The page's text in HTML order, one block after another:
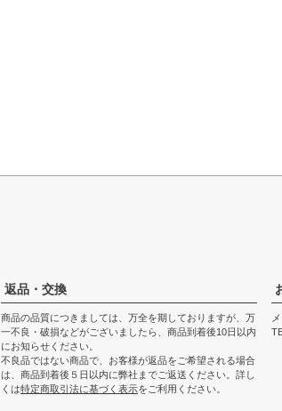
返品・交換
商品の品質につきましては、万全を期しておりますが、万
一不良・破損などがございましたら、商品到着後10日以内
にお知らせください。
不良品ではない商品で、お客様が返品をご希望される場合
は、商品到着後５日以内に弊社までご返送ください。詳し
くは特定商取引法に基づく表示をご利用ください。